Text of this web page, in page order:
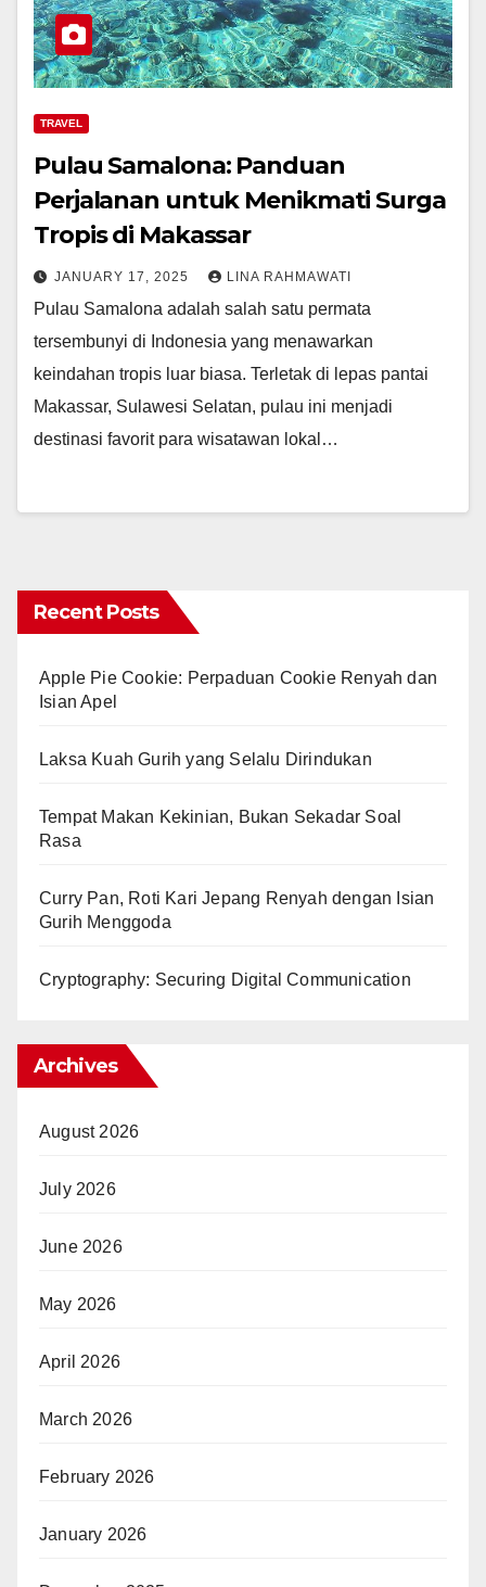
TRAVEL
Pulau Samalona: Panduan
Perjalanan untuk Menikmati Surga
Tropis di Makassar
JANUARY 17, 2025 LINA RAHMAWATI
Pulau Samalona adalah salah satu permata
tersembunyi di Indonesia yang menawarkan
keindahan tropis luar biasa. Terletak di lepas pantai
Makassar, Sulawesi Selatan, pulau ini menjadi
destinasi favorit para wisatawan lokal…
Recent Posts
Apple Pie Cookie: Perpaduan Cookie Renyah dan
Isian Apel
Laksa Kuah Gurih yang Selalu Dirindukan
Tempat Makan Kekinian, Bukan Sekadar Soal
Rasa
Curry Pan, Roti Kari Jepang Renyah dengan Isian
Gurih Menggoda
Cryptography: Securing Digital Communication
Archives
August 2026
July 2026
June 2026
May 2026
April 2026
March 2026
February 2026
January 2026